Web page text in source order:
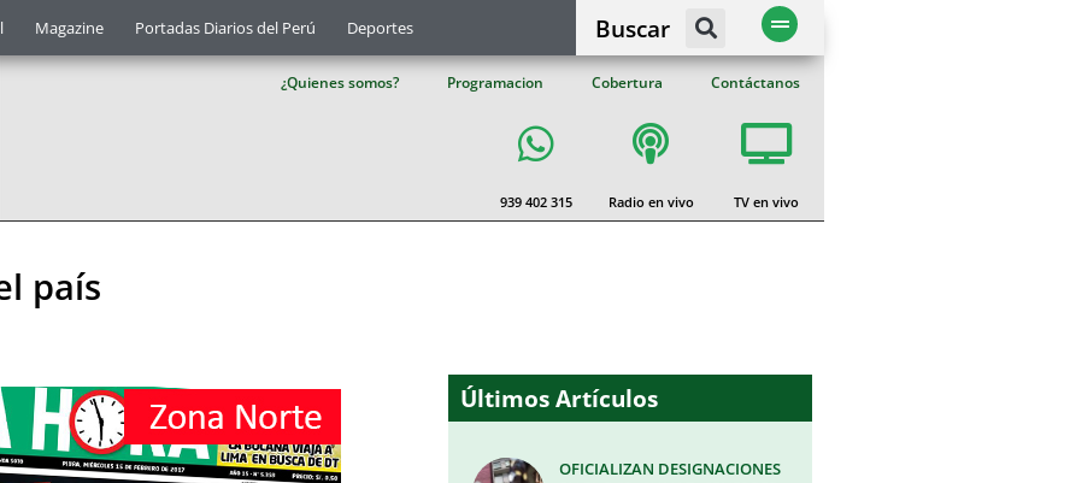
Magazine Portadas Diarios del Perú Deportes Buscar
¿Quienes somos? Programacion Cobertura Contáctanos
939 402 315 Radio en vivo TV en vivo
país
Últimos Artículos
OFICIALIZAN DESIGNACIONES